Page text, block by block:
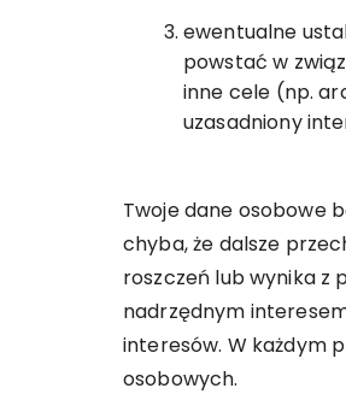
ewentualne
powstać w
inne cele (np.
uzasadniony
Twoje dane osobowe
chyba, że dalsze
roszczeń lub wynika z
nadrzędnym
interesów. W każdym
osobowych.